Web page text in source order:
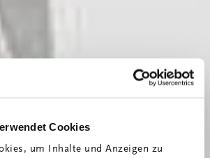
Cookies
um Inhalte und Anzeigen zu